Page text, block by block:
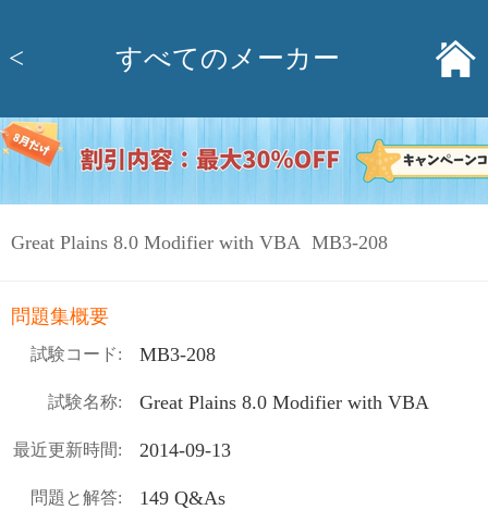
< すべてのメーカー
Great Plains 8.0 Modifier with VBA MB3-208
問題集概要
試験コード: MB3-208
試験名称: Great Plains 8.0 Modifier with VBA
最近更新時間: 2014-09-13
問題と解答: 149 Q&As